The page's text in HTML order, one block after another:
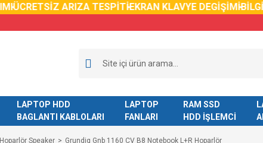
ÜCRETSİZ ARIZA TESPİTİEKRAN KLAVYE DEGİŞİMİ
LAPTOP HDD
BAGLANTI KABLOLARI
LAPTOP
FANLARI
RAM SSD
HDD İŞLEMCİ
Speaker Grundig Gnb 1160 CV B8 Notebook L+R Hoparlör